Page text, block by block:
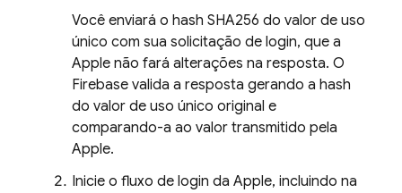
Você enviará o hash SHA256 do valor de uso
único com sua solicitação de login, que a
Apple não fará alterações na resposta. O
Firebase valida a resposta gerando a hash
do valor de uso único original e
comparando-a ao valor transmitido pela
Apple.
Inicie o fluxo de login da Apple, incluindo na